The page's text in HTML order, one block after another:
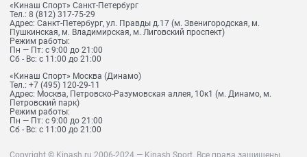
«Кинаш Спорт» Санкт-Петербург
Тел.: 8 (812) 317-75-29
Адрес: Санкт-Петербург, ул. Правды д.17 (м. Звенигородская, м.
Пушкинская, м. Владимирская, м. Лиговский проспект)
Режим работы:
Пн — Пт: с 9:00 до 21:00
Сб - Вс: с 11:00 до 21:00
«Кинаш Спорт» Москва (Динамо)
Тел.: +7 (495) 120-29-11
Адрес: Москва, Петровско-Разумовская аллея, 10к1 (м. Динамо, м.
Петровский парк)
Режим работы:
Пн — Пт: с 9:00 до 21:00
Сб - Вс: с 11:00 до 21:00
Copyright © Kinash.ru 2006-2024 — Kinash Sport. Все права защищены.